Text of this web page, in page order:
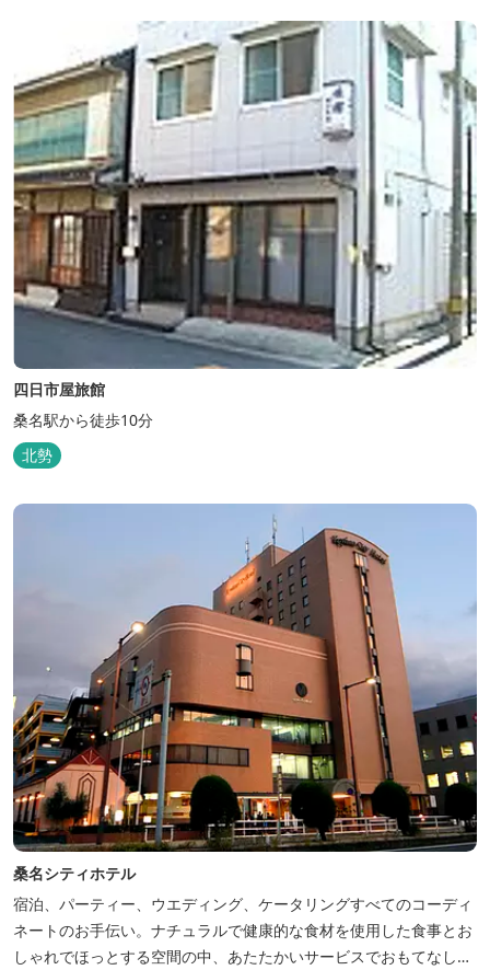
四日市屋旅館
桑名駅から徒歩10分
北勢
桑名シティホテル
宿泊、パーティー、ウエディング、ケータリングすべてのコーディ
ネートのお手伝い。ナチュラルで健康的な食材を使用した食事とお
しゃれでほっとする空間の中、あたたかいサービスでおもてなしい